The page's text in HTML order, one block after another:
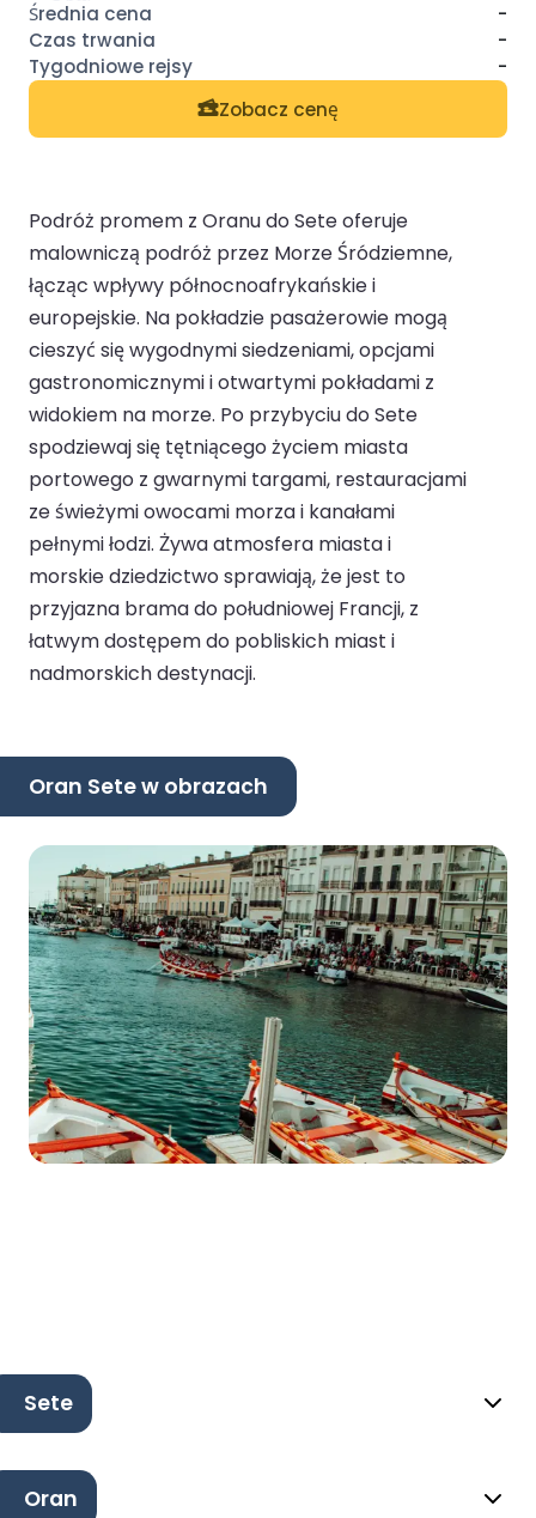
-
-
-
Zobacz cenę
Podróż promem z Oranu do Sete oferuje
malowniczą podróż przez Morze Śródziemne,
łącząc wpływy północnoafrykańskie i
europejskie. Na pokładzie pasażerowie mogą
cieszyć się wygodnymi siedzeniami, opcjami
gastronomicznymi i otwartymi pokładami z
widokiem na morze. Po przybyciu do Sete
spodziewaj się tętniącego życiem miasta
portowego z gwarnymi targami, restauracjami
ze świeżymi owocami morza i kanałami
pełnymi łodzi. Żywa atmosfera miasta i
morskie dziedzictwo sprawiają, że jest to
przyjazna brama do południowej Francji, z
łatwym dostępem do pobliskich miast i
nadmorskich destynacji.
Oran Sete w obrazach
Sete
Oran